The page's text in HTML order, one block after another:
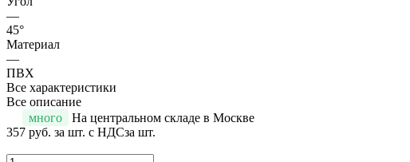
—
45°
Материал
—
ПВХ
Все характеристики
Все описание
много
На центральном складе в Москве
357 руб. за шт. с НДСза шт.